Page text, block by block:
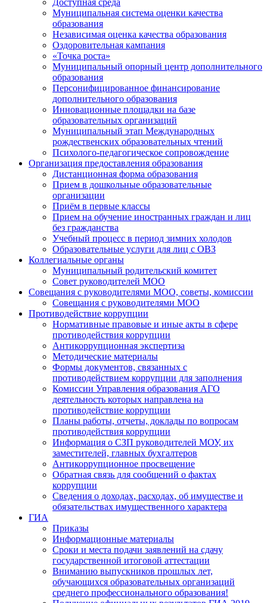
Доступная среда
Муниципальная система оценки качества
образования
Независимая оценка качества образования
Оздоровительная кампания
«Точка роста»
Муниципальный опорный центр дополнительного
образования
Персонифицированное финансирование
дополнительного образования
Инновационные площадки на базе
образовательных организаций
Муниципальный этап Международных
рождественских образовательных чтений
Психолого-педагогическое сопровождение
Организация предоставления образования
Дистанционная форма образования
Прием в дошкольные образовательные
организации
Приём в первые классы
Прием на обучение иностранных граждан и лиц
без гражданства
Учебный процесс в период зимних холодов
Образовательные услуги для лиц с ОВЗ
Коллегиальные органы
Муниципальный родительский комитет
Совет руководителей МОО
Совещания с руководителями МОО, советы, комиссии
Совещания с руководителями МОО
Противодействие коррупции
Нормативные правовые и иные акты в сфере
противодействия коррупции
Антикоррупционная экспертиза
Методические материалы
Формы документов, связанных с
противодействием коррупции для заполнения
Комиссии Управления образования АГО
деятельность которых направлена на
противодействие коррупции
Планы работы, отчеты, доклады по вопросам
противодействия коррупции
Информация о СЗП руководителей МОУ, их
заместителей, главных бухгалтеров
Антикоррупционное просвещение
Обратная связь для сообщений о фактах
коррупции
Сведения о доходах, расходах, об имуществе и
обязательствах имущественного характера
ГИА
Приказы
Информационные материалы
Сроки и места подачи заявлений на сдачу
государственной итоговой аттестации
Вниманию выпускников прошлых лет,
обучающихся образовательных организаций
среднего профессионального образования!